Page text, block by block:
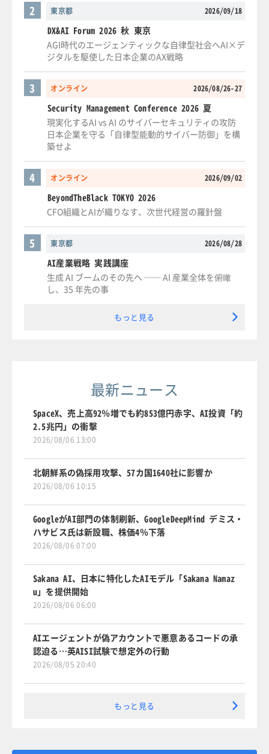
東京都 2026/09/18
2
DX&AI Forum 2026 秋 東京
AGI時代のエージェンティックな自律型社会へAI×デ
ジタルを駆使した日本企業のAX戦略
オンライン 2026/08/26-27
3
Security Management Conference 2026 夏
現実化するAI vs AI のサイバーセキュリティの攻防
日本企業を守る「自律型能動的サイバー防御」を構
築せよ
オンライン 2026/09/02
4
BeyondTheBlack TOKYO 2026
CFO組織とAIが織りなす、次世代経営の羅針盤
東京都 2026/08/28
5
AI産業戦略 実践講座
生成 AI ブームのその先へ ── AI 産業全体を俯瞰
し、35 年先の事
もっと見る
最新ニュース
SpaceX、売上高92％増でも約853億円赤字、AI投資「約
2.5兆円」の衝撃
2026/08/06 13:00
北朝鮮系の偽採用攻撃、57カ国1640社に影響か
2026/08/06 10:15
GoogleがAI部門の体制刷新、GoogleDeepMind デミス・
ハサビス氏は新設職、株価4％下落
2026/08/06 07:00
Sakana AI、日本に特化したAIモデル「Sakana Namaz
u」を提供開始
2026/08/06 06:00
AIエージェントが偽アカウントで悪意あるコードの承
認迫る…英AISI試験で想定外の行動
2026/08/05 20:40
もっと見る